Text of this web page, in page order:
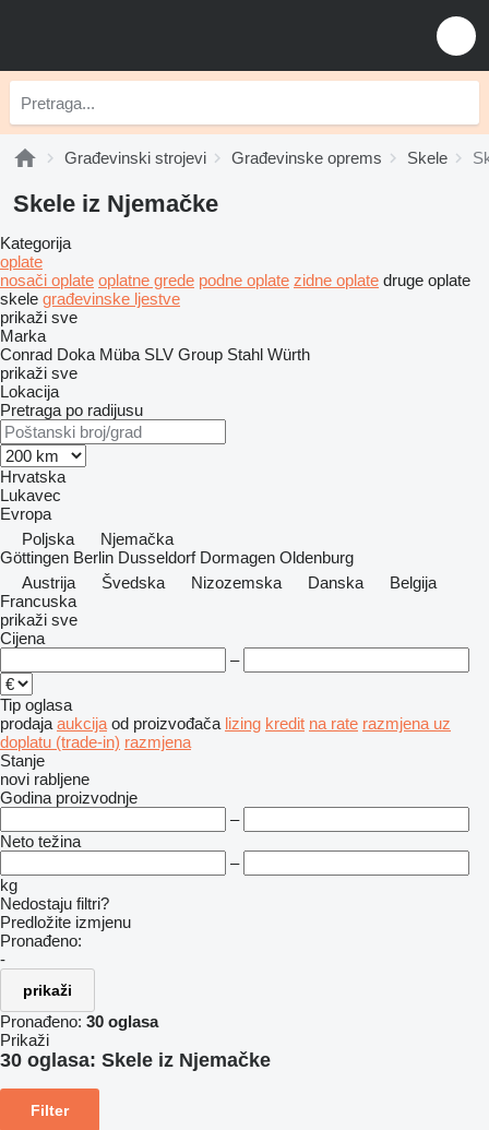
Građevinski strojevi Građevinske oprems Skele
Skele iz Njemačke
Kategorija
oplate
nosači oplate oplatne grede podne oplate zidne oplate druge oplate
skele građevinske ljestve
prikaži sve
Marka
Conrad Doka Müba SLV Group Stahl Würth
prikaži sve
Lokacija
Pretraga po radijusu
Hrvatska
Lukavec
Evropa
Poljska
Njemačka
Göttingen Berlin Dusseldorf Dormagen Oldenburg
Austrija
Švedska Nizozemska Danska
Belgija
Francuska
prikaži sve
Cijena
–
Tip oglasa
prodaja aukcija od proizvođača lizing kredit na rate razmjena uz
doplatu (trade-in) razmjena
Stanje
novi rabljene
Godina proizvodnje
–
Neto težina
–
kg
Nedostaju filtri?
Predložite izmjenu
Pronađeno:
-
prikaži
Pronađeno: 30 oglasa
Prikaži
30 oglasa: Skele iz Njemačke
Filter